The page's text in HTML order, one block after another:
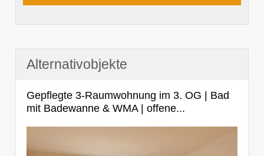
Alternativobjekte
Gepflegte 3-Raumwohnung im 3. OG | Bad
mit Badewanne & WMA | offene...